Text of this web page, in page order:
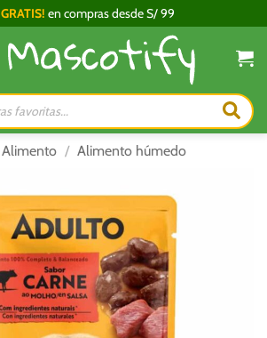
GRATIS! en compras desde S/ 99
Alimento / Alimento húmedo